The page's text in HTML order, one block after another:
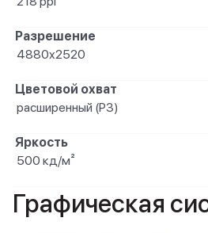
Разрешение
4880x2520
Цветовой охват
расширенный (P3)
Яркость
500 кд/м²
Графическая